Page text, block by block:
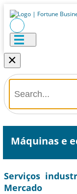
×
Máquinas e
Serviços
Mercado